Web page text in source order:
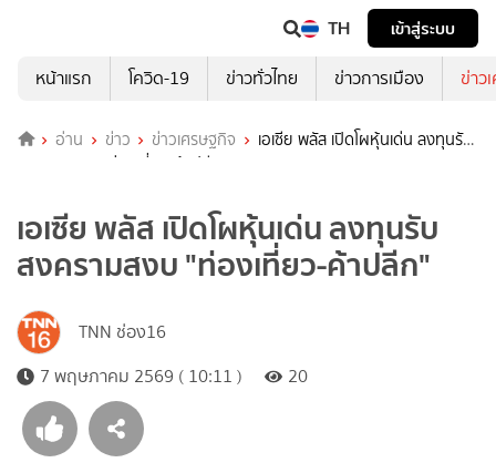
TH
เข้าสู่ระบบ
หน้าแรก
โควิด-19 ข่าวทั่วไทย ข่าวการเมือง ข่าว
อ่าน ข่าว ข่าวเศรษฐกิจ
เอเซีย พลัส เปิดโผหุ้นเด่น ลงทุนรับ
สงครามสงบ "ท่องเที่ยว-ค้าปลีก"
เอเซีย พลัส เปิดโผหุ้นเด่น ลงทุนรับ
สงครามสงบ "ท่องเที่ยว-ค้าปลีก"
TNN ช่อง16
7 พฤษภาคม 2569 ( 10:11 )
20